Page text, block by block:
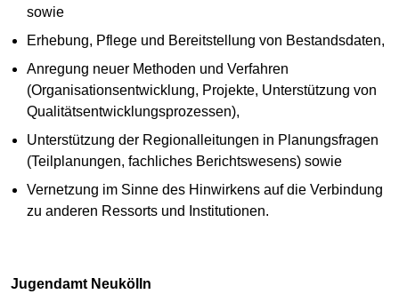
sowie
Erhebung, Pflege und Bereitstellung von Bestandsdaten,
Anregung neuer Methoden und Verfahren
(Organisationsentwicklung, Projekte, Unterstützung von
Qualitätsentwicklungsprozessen),
Unterstützung der Regionalleitungen in Planungsfragen
(Teilplanungen, fachliches Berichtswesens) sowie
Vernetzung im Sinne des Hinwirkens auf die Verbindung
zu anderen Ressorts und Institutionen.
Jugendamt Neukölln